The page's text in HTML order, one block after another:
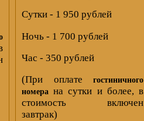
Сутки - 1 950 рублей
Ночь - 1 700 рублей
Час - 350 рублей
(При оплате
гостиничного
номера на сутки и более, в
стоимость включен
завтрак)